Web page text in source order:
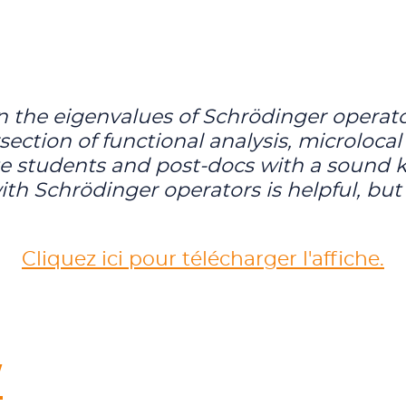
eigenvalues of Schrödinger
of functional analysis,
students and post-docs with a sound
Schrödinger operators is helpful, but
Cliquez ici pour télécharger l'affiche.